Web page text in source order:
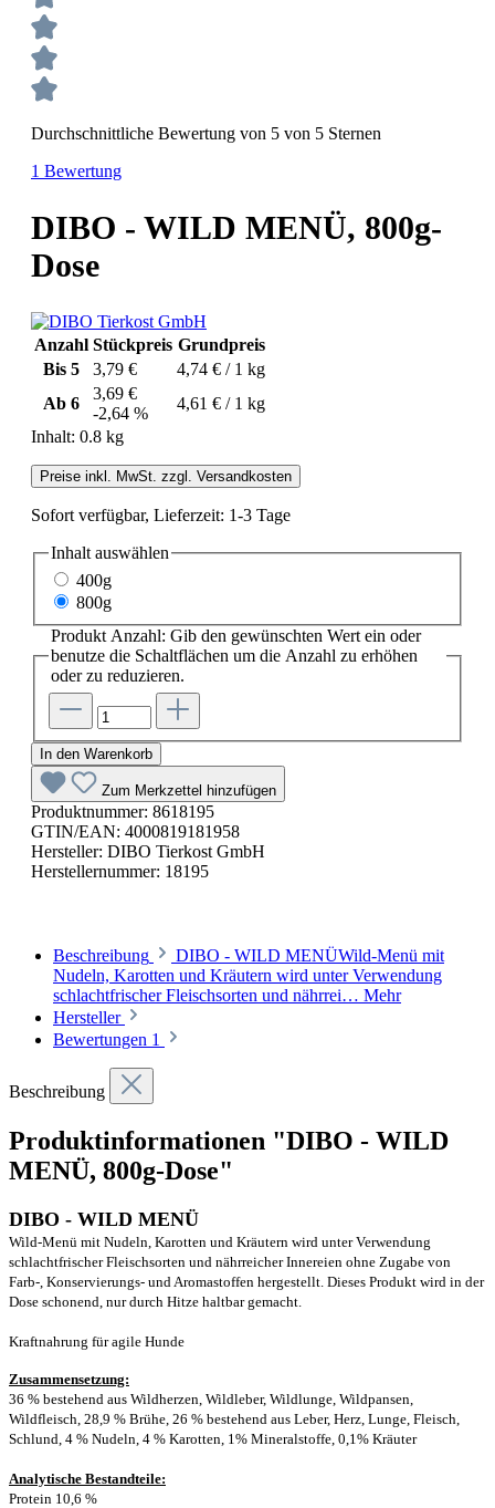
Durchschnittliche Bewertung von 5 von 5 Sternen
1 Bewertung
DIBO - WILD MENÜ, 800g-
Dose
Anzahl Stückpreis Grundpreis
Bis 5 3,79 €
4,74 € / 1 kg
Ab 6
3,69 €
-2,64 %
4,61 € / 1 kg
Inhalt: 0.8 kg
Preise inkl. MwSt. zzgl. Versandkosten
Sofort verfügbar, Lieferzeit: 1-3 Tage
Inhalt auswählen
400g
800g
Produkt Anzahl: Gib den gewünschten Wert ein oder
benutze die Schaltflächen um die Anzahl zu erhöhen
oder zu reduzieren.
In den Warenkorb
Zum Merkzettel hinzufügen
Produktnummer: 8618195
GTIN/EAN: 4000819181958
Hersteller: DIBO Tierkost GmbH
Herstellernummer: 18195
Beschreibung
DIBO - WILD MENÜWild-Menü mit
Nudeln, Karotten und Kräutern wird unter Verwendung
schlachtfrischer Fleischsorten und nährrei… Mehr
Hersteller
Bewertungen 1
Beschreibung
Produktinformationen "DIBO - WILD
MENÜ, 800g-Dose"
DIBO - WILD MENÜ
Wild-Menü mit Nudeln, Karotten und Kräutern wird unter Verwendung
schlachtfrischer Fleischsorten und nährreicher Innereien ohne Zugabe von
Farb-, Konservierungs- und Aromastoffen hergestellt. Dieses Produkt wird in der
Dose schonend, nur durch Hitze haltbar gemacht.
Kraftnahrung für agile Hunde
Zusammensetzung:
36 % bestehend aus Wildherzen, Wildleber, Wildlunge, Wildpansen,
Wildfleisch, 28,9 % Brühe, 26 % bestehend aus Leber, Herz, Lunge, Fleisch,
Schlund, 4 % Nudeln, 4 % Karotten, 1% Mineralstoffe, 0,1% Kräuter
Analytische Bestandteile:
Protein 10,6 %